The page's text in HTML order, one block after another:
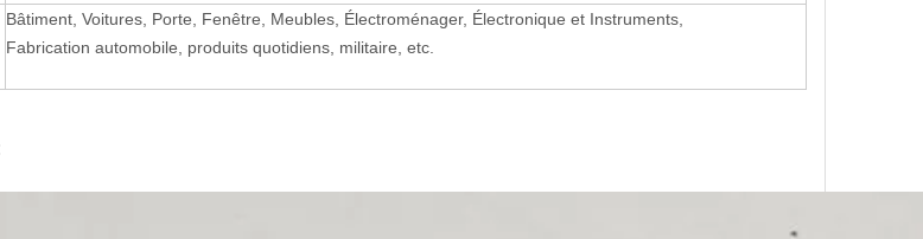
Bâtiment, Voitures, Porte, Fenêtre, Meubles, Électroménager, Électronique et Instruments,
Fabrication automobile, produits quotidiens, militaire, etc.